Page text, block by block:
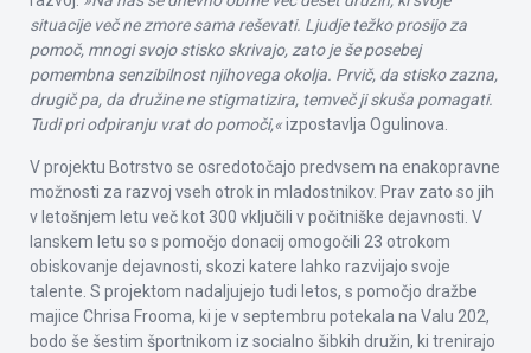
situacije več ne zmore sama reševati. Ljudje težko prosijo za
pomoč, mnogi svojo stisko skrivajo, zato je še posebej
pomembna senzibilnost njihovega okolja. Prvič, da stisko zazna,
drugič pa, da družine ne stigmatizira, temveč ji skuša pomagati.
Tudi pri odpiranju vrat do pomoči,«izpostavlja Ogulinova.
V projektu Botrstvo se osredotočajo predvsem na enakopravne
možnosti za razvoj vseh otrok in mladostnikov. Prav zato so jih
v letošnjem letu več kot 300 vključili v počitniške dejavnosti. V
lanskem letu so s pomočjo donacij omogočili 23 otrokom
obiskovanje dejavnosti, skozi katere lahko razvijajo svoje
talente. S projektom nadaljujejo tudi letos, s pomočjo dražbe
majice Chrisa Frooma, ki je v septembru potekala na Valu 202,
bodo še šestim športnikom iz socialno šibkih družin, ki trenirajo